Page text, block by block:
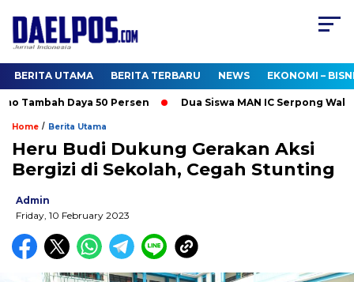
BERITA UTAMA BERITA TERBARU NEWS EKONOMI –
Tambah Daya 50 Persen Dua Siswa MAN IC Serpong Wakili
Home / Berita Utama
Heru Budi Dukung Gerakan Aksi
Bergizi di Sekolah, Cegah Stunting
Admin
Friday, 10 February 2023